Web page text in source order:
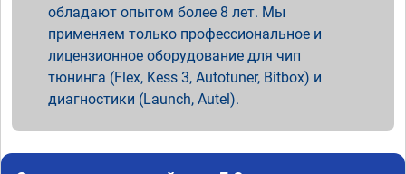
обладают опытом более 8 лет. Мы
применяем только профессиональное и
лицензионное оборудование для чип
тюнинга (Flex, Kess 3, Autotuner, Bitbox) и
диагностики (Launch, Autel).